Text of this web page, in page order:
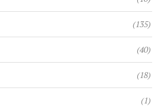
(135)
(40)
(18)
(1)